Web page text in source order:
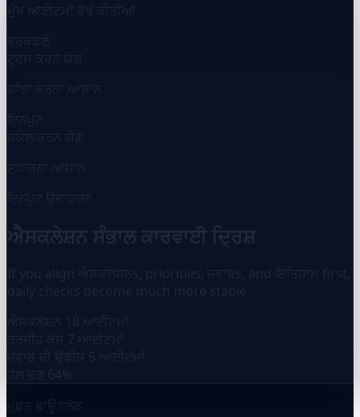
ਮੁੱਖ ਆਈਟਮਾਂ ਵੱਖ ਕੀਤੀਆਂ
ਵਰਕਫ਼ਲੋ
ਟ੍ਰੇਸ ਕਰਨ ਯੋਗ
ਸਾਂਝਾ ਕਰਨਾ ਆਸਾਨ
ਸਕੇਲ ਕਰਨ ਯੋਗ
ਸੁਧਾਰਨਾ ਆਸਾਨ
ਇਨਪੁਟ ਉਦਾਹਰਨ
ਐਸਕਲੇਸ਼ਨ ਸੰਭਾਲ ਕਾਰਵਾਈ ਦ੍ਰਿਸ਼
If you align ਐਸਕਲੇਸ਼ਨs, priorities, ਜਵਾਬs, and ਇਤਿਹਾਸ first,
daily checks become much more stable.
ਐਸਕਲੇਸ਼ਨ
18 ਆਈਟਮਾਂ
7 ਆਈਟਮਾਂ
ਜਵਾਬ ਦੀ ਉਡੀਕ
5 ਆਈਟਮਾਂ
ਹੱਲ ਦਰ
64%
ਮੁਫ਼ਤ ਡਾਊਨਲੋਡ